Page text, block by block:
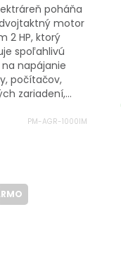
poháňa
motor
2 HP, ktorý
spoľahlivú
napájanie
počítačov,
zariadení,...
PM-AGR-1000IM